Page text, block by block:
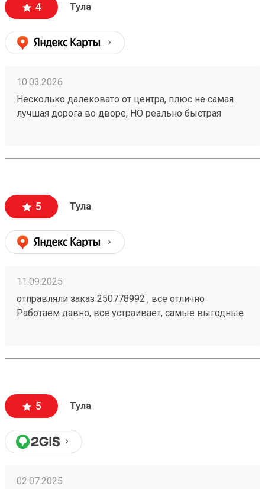
4 Тула
10.03.2026
Несколько далековато от центра, плюс не самая
лучшая дорога во дворе, НО реально быстрая
Заказ 260094869.
5 Тула
11.09.2025
отправляли заказ 250778992 , все отлично
Работаем давно, все устраивает, самые выгодные
все всегда доставляется вовремя
5 Тула
02.07.2025